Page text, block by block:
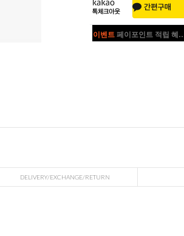
이벤트 페이포인트 적립 혜택 2배 UP!
DELIVERY/EXCHANGE/RETURN